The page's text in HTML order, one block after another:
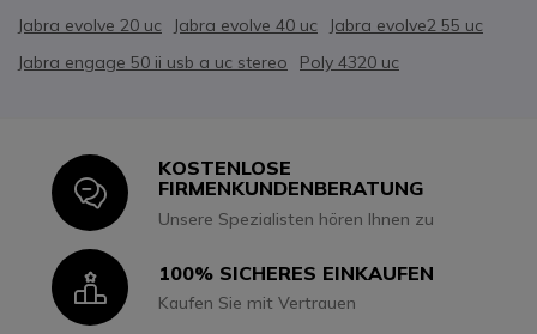
Jabra evolve 20 uc
Jabra evolve 40 uc
Jabra evolve2 55 uc
Jabra engage 50 ii usb a uc stereo
Poly 4320 uc
Icon
KOSTENLOSE
FIRMENKUNDENBERATUNG
Unsere Spezialisten hören Ihnen zu
Icon100% SICHERES EINKAUFEN
Kaufen Sie mit Vertrauen